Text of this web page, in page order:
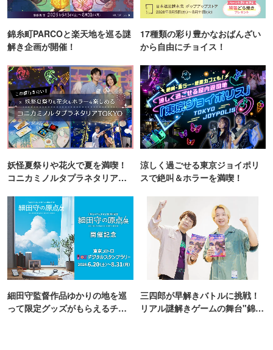
錦糸町PARCOと楽天地を巡る謎
解き企画が開催！
17種類の彩り豊かなおばんざい
から自由にチョイス！
妖怪夏祭りや花火で夏を満喫！
コニカミノルタプラネタリア
涼しく過ごせる東京ジョイポリ
スで絶叫＆ホラーを満喫！
細田守監督作品ゆかりの地を巡
って限定グッズがもらえるチャ
三四郎が早解きバトルに挑戦！
リアル謎解きゲームの舞台"錦糸